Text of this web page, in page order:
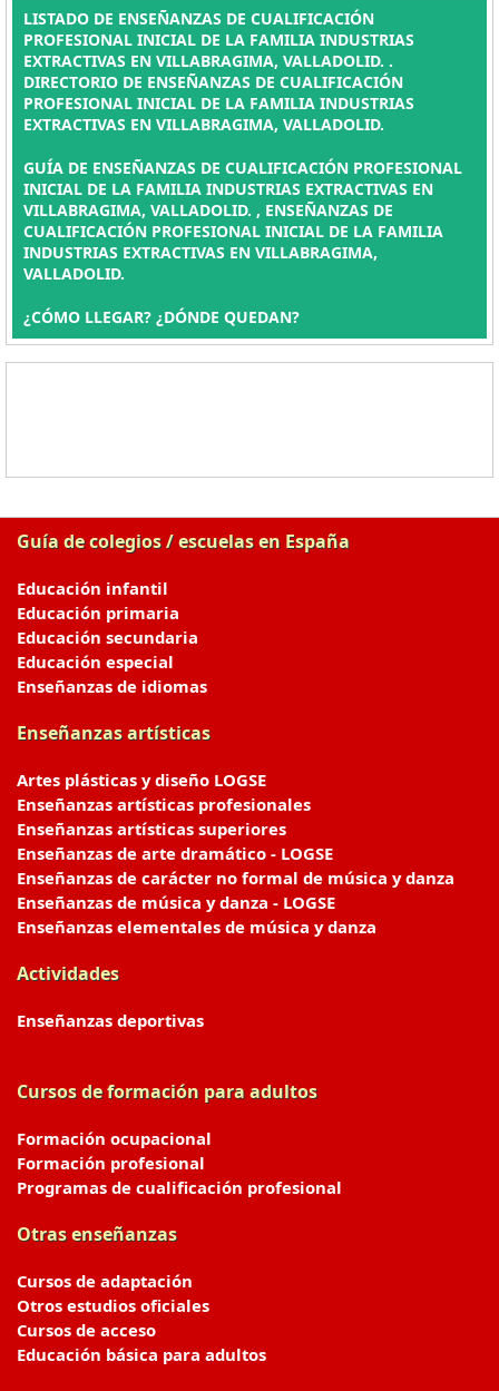
LISTADO DE ENSEÑANZAS DE CUALIFICACIÓN
PROFESIONAL INICIAL DE LA FAMILIA INDUSTRIAS
EXTRACTIVAS EN VILLABRAGIMA, VALLADOLID. .
DIRECTORIO DE ENSEÑANZAS DE CUALIFICACIÓN
PROFESIONAL INICIAL DE LA FAMILIA INDUSTRIAS
EXTRACTIVAS EN VILLABRAGIMA, VALLADOLID.
GUÍA DE ENSEÑANZAS DE CUALIFICACIÓN PROFESIONAL
INICIAL DE LA FAMILIA INDUSTRIAS EXTRACTIVAS EN
VILLABRAGIMA, VALLADOLID. , ENSEÑANZAS DE
CUALIFICACIÓN PROFESIONAL INICIAL DE LA FAMILIA
INDUSTRIAS EXTRACTIVAS EN VILLABRAGIMA,
VALLADOLID.
¿CÓMO LLEGAR? ¿DÓNDE QUEDAN?
Guía de colegios / escuelas en España
Educación infantil
Educación primaria
Educación secundaria
Educación especial
Enseñanzas de idiomas
Enseñanzas artísticas
Artes plásticas y diseño LOGSE
Enseñanzas artísticas profesionales
Enseñanzas artísticas superiores
Enseñanzas de arte dramático - LOGSE
Enseñanzas de carácter no formal de música y danza
Enseñanzas de música y danza - LOGSE
Enseñanzas elementales de música y danza
Actividades
Enseñanzas deportivas
Cursos de formación para adultos
Formación ocupacional
Formación profesional
Programas de cualificación profesional
Otras enseñanzas
Cursos de adaptación
Otros estudios oficiales
Cursos de acceso
Educación básica para adultos